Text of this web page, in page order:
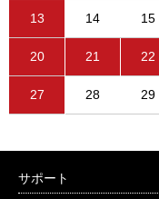
13 14 15
20 21 22
27 28 29
サポート